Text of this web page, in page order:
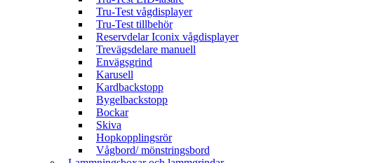
Tru-Test vågdisplayer
Tru-Test tillbehör
Reservdelar Iconix vågdisplayer
Trevägsdelare manuell
Envägsgrind
Karusell
Kardbackstopp
Bygelbackstopp
Bockar
Skiva
Hopkopplingsrör
Vågbord/ mönstringsbord